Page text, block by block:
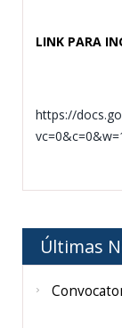
LINK PARA
https://
Últimas